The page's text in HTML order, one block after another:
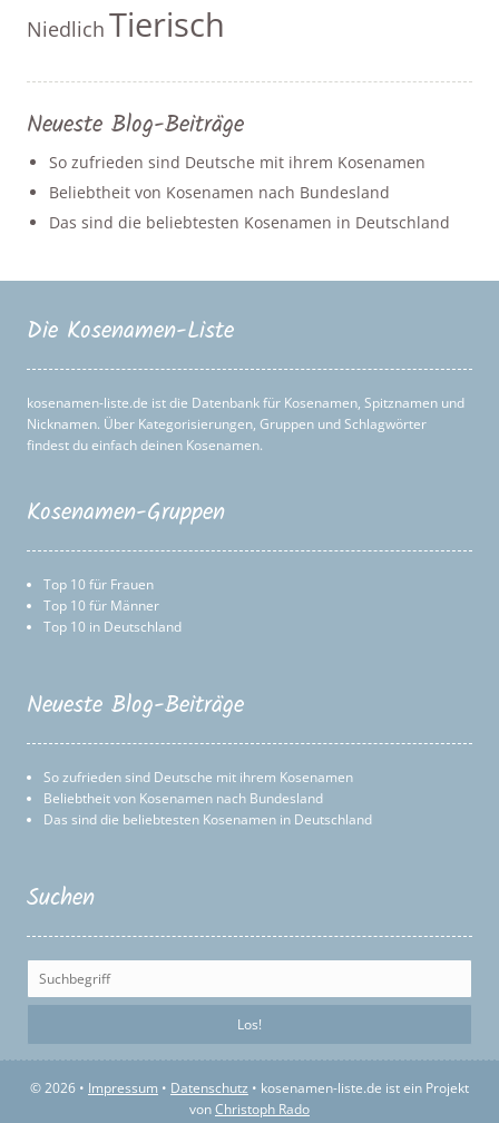
Niedlich Tierisch
Neueste Blog-Beiträge
So zufrieden sind Deutsche mit ihrem Kosenamen
Beliebtheit von Kosenamen nach Bundesland
Das sind die beliebtesten Kosenamen in Deutschland
Die Kosenamen-Liste
kosenamen-liste.de ist die Datenbank für Kosenamen, Spitznamen und
Nicknamen. Über Kategorisierungen, Gruppen und Schlagwörter
findest du einfach deinen Kosenamen.
Kosenamen-Gruppen
Top 10 für Frauen
Top 10 für Männer
Top 10 in Deutschland
Neueste Blog-Beiträge
So zufrieden sind Deutsche mit ihrem Kosenamen
Beliebtheit von Kosenamen nach Bundesland
Das sind die beliebtesten Kosenamen in Deutschland
Suchen
© 2026 • Impressum • Datenschutz • kosenamen-liste.de ist ein Projekt
vonChristoph Rado